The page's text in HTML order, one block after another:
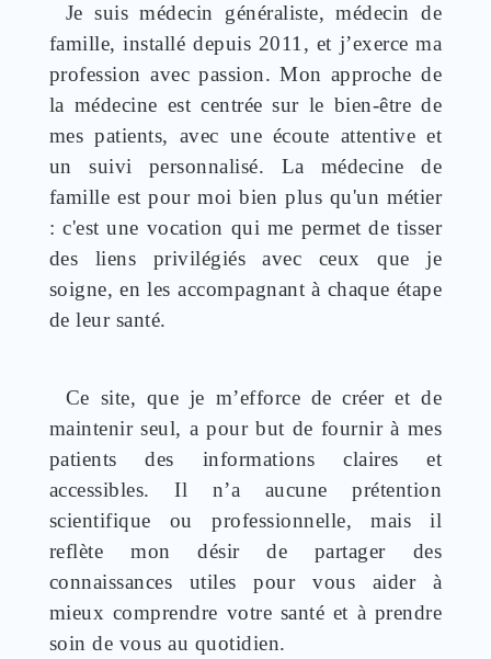
Je suis médecin généraliste, médecin de
famille, installé depuis 2011, et j’exerce ma
profession avec passion. Mon approche de
la médecine est centrée sur le bien-être de
mes patients, avec une écoute attentive et
un suivi personnalisé. La médecine de
famille est pour moi bien plus qu'un métier
: c'est une vocation qui me permet de tisser
des liens privilégiés avec ceux que je
soigne, en les accompagnant à chaque étape
de leur santé.
Ce site, que je m’efforce de créer et de
maintenir seul, a pour but de fournir à mes
patients des informations claires et
accessibles. Il n’a aucune prétention
scientifique ou professionnelle, mais il
reflète mon désir de partager des
connaissances utiles pour vous aider à
mieux comprendre votre santé et à prendre
soin de vous au quotidien.